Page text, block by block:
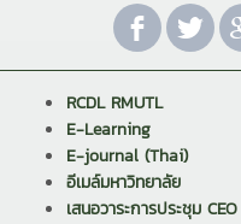
RCDL RMUTL
E-Learning
E-journal (Thai)
อีเมล์มหาวิทยาลัย
เสนอวาระการประชุม CEO